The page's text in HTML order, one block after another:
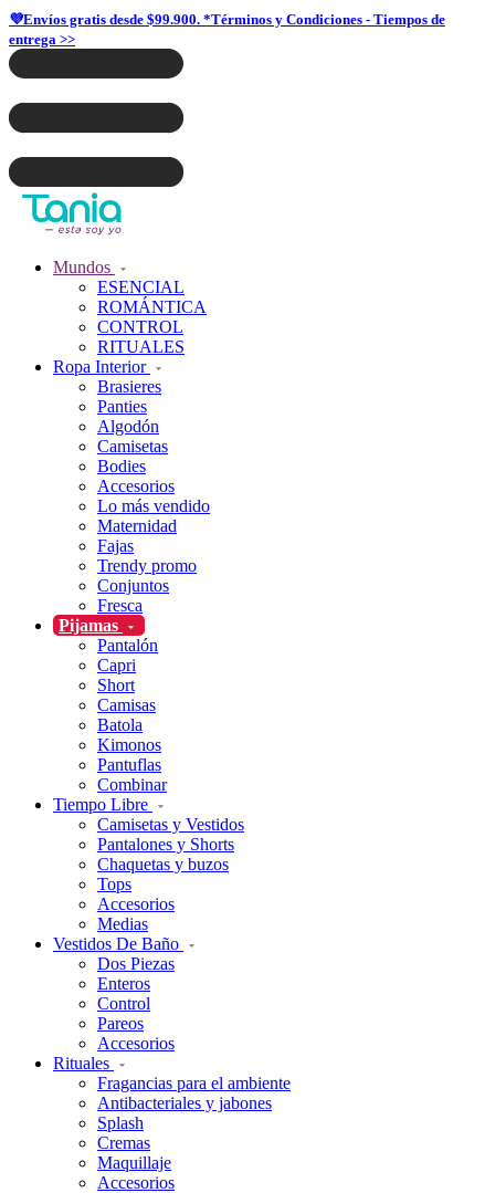
💜Envíos gratis desde $99.900. *Términos y Condiciones - Tiempos de
entrega >>
Mundos
ESENCIAL
ROMÁNTICA
CONTROL
RITUALES
Ropa Interior
Brasieres
Panties
Algodón
Camisetas
Bodies
Accesorios
Lo más vendido
Maternidad
Fajas
Trendy promo
Conjuntos
Fresca
Pijamas
Pantalón
Capri
Short
Camisas
Batola
Kimonos
Pantuflas
Combinar
Tiempo Libre
Camisetas y Vestidos
Pantalones y Shorts
Chaquetas y buzos
Tops
Accesorios
Medias
Vestidos De Baño
Dos Piezas
Enteros
Control
Pareos
Accesorios
Rituales
Fragancias para el ambiente
Antibacteriales y jabones
Splash
Cremas
Maquillaje
Accesorios